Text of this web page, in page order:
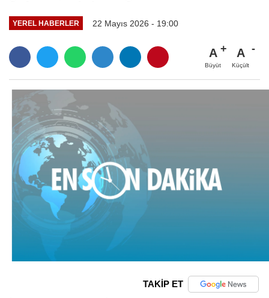
YEREL HABERLER 22 Mayıs 2026 - 19:00
A
Büyüt
A
Küçült
TAKİP ET